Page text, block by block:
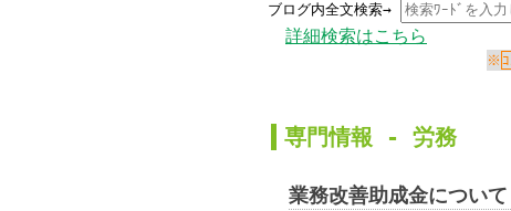
当サ
か
ブログ内全文検索→
詳細検索はこちら
専門情報 - 労務
業務改善助成金について